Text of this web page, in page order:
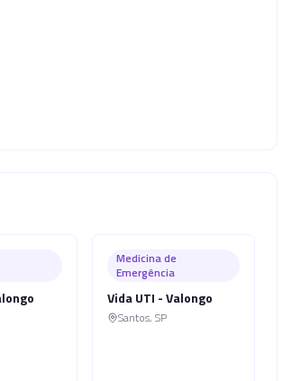
Medicina de
Emergência
Vida UTI - Valongo
Santos, SP